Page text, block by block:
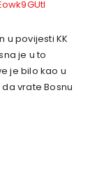
u povijesti KK
je u to
je bilo kao u
vrate Bosnu